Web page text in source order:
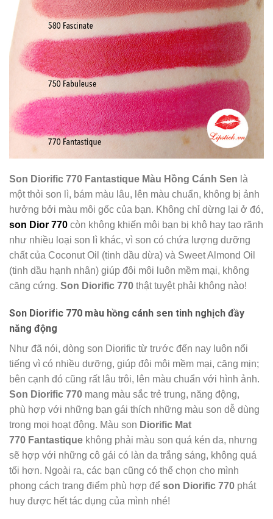
Son Diorific 770 Fantastique Màu Hồng Cánh Sen là
một thỏi son lì, bám màu lâu, lên màu chuẩn, không bị ảnh
hưởng bởi màu môi gốc của bạn. Không chỉ dừng lại ở đó,
son Dior 770 còn không khiến môi bạn bị khô hay tạo rãnh
như nhiều loại son lì khác, vì son có chứa lượng dưỡng
chất của Coconut Oil (tinh dầu dừa) và Sweet Almond Oil
(tinh dầu hạnh nhân) giúp đôi môi luôn mềm mại, không
căng cứng. Son Diorific 770 thật tuyệt phải không nào!
Son Diorific 770 màu hồng cánh sen tinh nghịch đầy
năng động
Như đã nói, dòng son Diorific từ trước đến nay luôn nổi
tiếng vì có nhiều dưỡng, giúp đôi môi mềm mại, căng mịn;
bên cạnh đó cũng rất lâu trôi, lên màu chuẩn với hình ảnh.
Son Diorific 770 mang màu sắc trẻ trung, năng động,
phù hợp với những bạn gái thích những màu son dễ dùng
trong mọi hoạt động. Màu son Diorific Mat
770 Fantastique không phải màu son quá kén da, nhưng
sẽ hợp với những cô gái có làn da trắng sáng, không quá
tối hơn. Ngoài ra, các bạn cũng có thể chọn cho mình
phong cách trang điểm phù hợp để son Diorific 770 phát
huy được hết tác dụng của mình nhé!